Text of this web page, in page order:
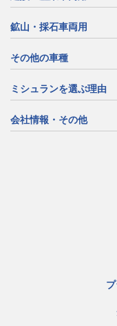
鉱山・採石車両用
その他の車種
ミシュランを選ぶ理由
会社情報・その他